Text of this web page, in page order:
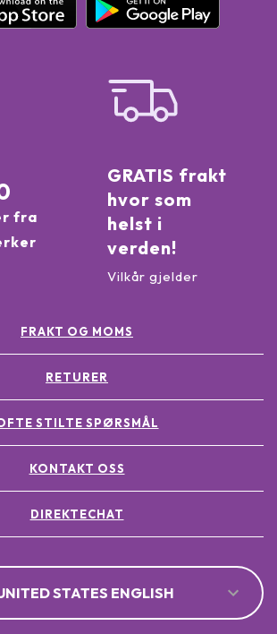
fra
GRATIS frakt
hvor som
helst i
verden!
Vilkår gjelder
FRAKT OG MOMS
RETURER
STILTE SPØRSMÅL
KONTAKT OSS
DIREKTECHAT
STATES ENGLISH